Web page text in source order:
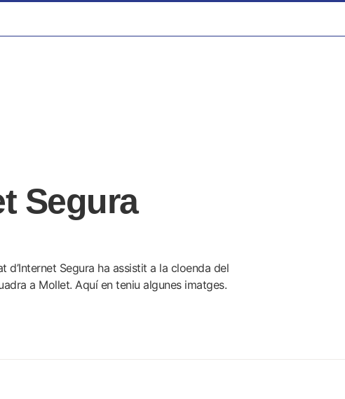
Segura
d’Internet Segura ha assistit a la cloenda del
a Mollet. Aquí en teniu algunes imatges.